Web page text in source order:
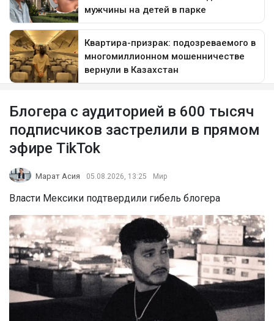
Блогера с аудиторией в 600 тысяч
подписчиков застрелили в прямом
эфире TikTok
Марат Асия 05.08.2026, 13:25 Мир
Власти Мексики подтвердили гибель блогера